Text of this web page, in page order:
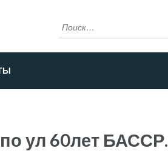
Найти:
ул 60лет БАССР.